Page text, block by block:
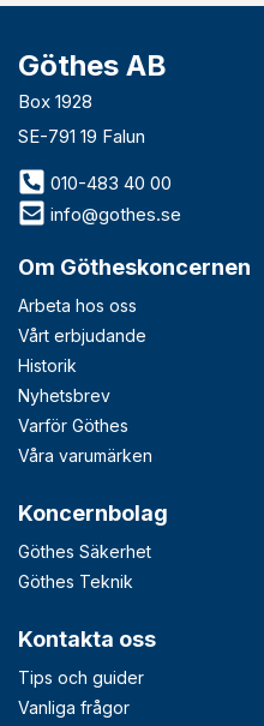
Göthes AB
Box 1928
SE-791 19 Falun
010-483 40 00
info@gothes.se
Om Götheskoncernen
Arbeta hos oss
Vårt erbjudande
Historik
Nyhetsbrev
Varför Göthes
Våra varumärken
Koncernbolag
Göthes Säkerhet
Göthes Teknik
Kontakta oss
Tips och guider
Vanliga frågor